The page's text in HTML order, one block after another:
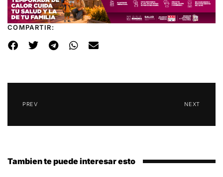
COMPARTIR:
PREV NEXT
Tambien te puede interesar esto